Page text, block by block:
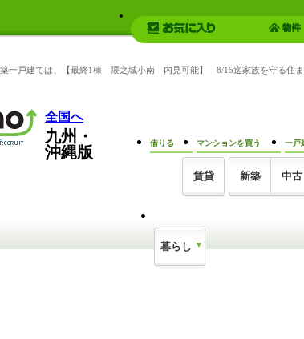
一戸建ては、【最終1棟 隈之城小南 内見可能】 8/15迄家族を守る住
全国へ
九州・
沖縄版
借りる
賃貸
マンションを買う
新築 中古
一戸
暮らし